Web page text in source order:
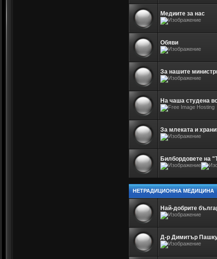
Медиите за нас
Обяви
За нашите
На чаша студена
За млеката и
Билбордовете на
НЕТРАДИЦИОННА МЕДИЦИНА
Най-добрите
Д-р Димитър